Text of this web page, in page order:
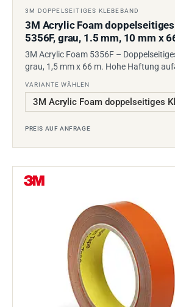
3M DOPPELSEITIGES KLEBEBAND
3M Acrylic Foam
5356F, grau, 1.5 mm, 10 mm x
3M Acrylic Foam 5356F –
grau, 1,5 mm x 66 m. Hohe Haftung
VARIANTE WÄHLEN
PREIS AUF ANFRAGE